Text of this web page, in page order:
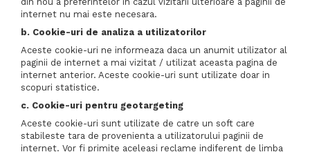
internet nu mai este necesara.
b. Cookie-uri de analiza a utilizatorilor
Aceste cookie-uri ne informeaza daca un anumit utilizator al
paginii de internet a mai vizitat / utilizat aceasta pagina de
internet anterior. Aceste cookie-uri sunt utilizate doar in
scopuri statistice.
c. Cookie-uri pentru geotargeting
Aceste cookie-uri sunt utilizate de catre un soft care
stabileste tara de provenienta a utilizatorului paginii de
internet. Vor fi primite aceleasi reclame indiferent de limba